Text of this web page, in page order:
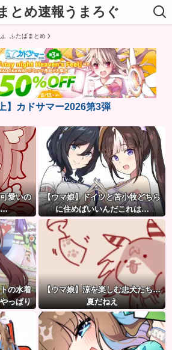
とめ速報うまろぐ
j、ふたばまとめ
】カドサマー2026第3弾
愛いの
…
【ウマ娘】ドイツと苫小牧どちら
に住めばいいんだこれは…
の水着
っぱり
【ウマ娘】涼を楽しむ忠犬たち…
夏だねえ